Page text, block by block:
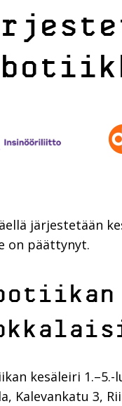
järjestetään
on päättynyt.
kesäleiri
Kalevankatu 3,